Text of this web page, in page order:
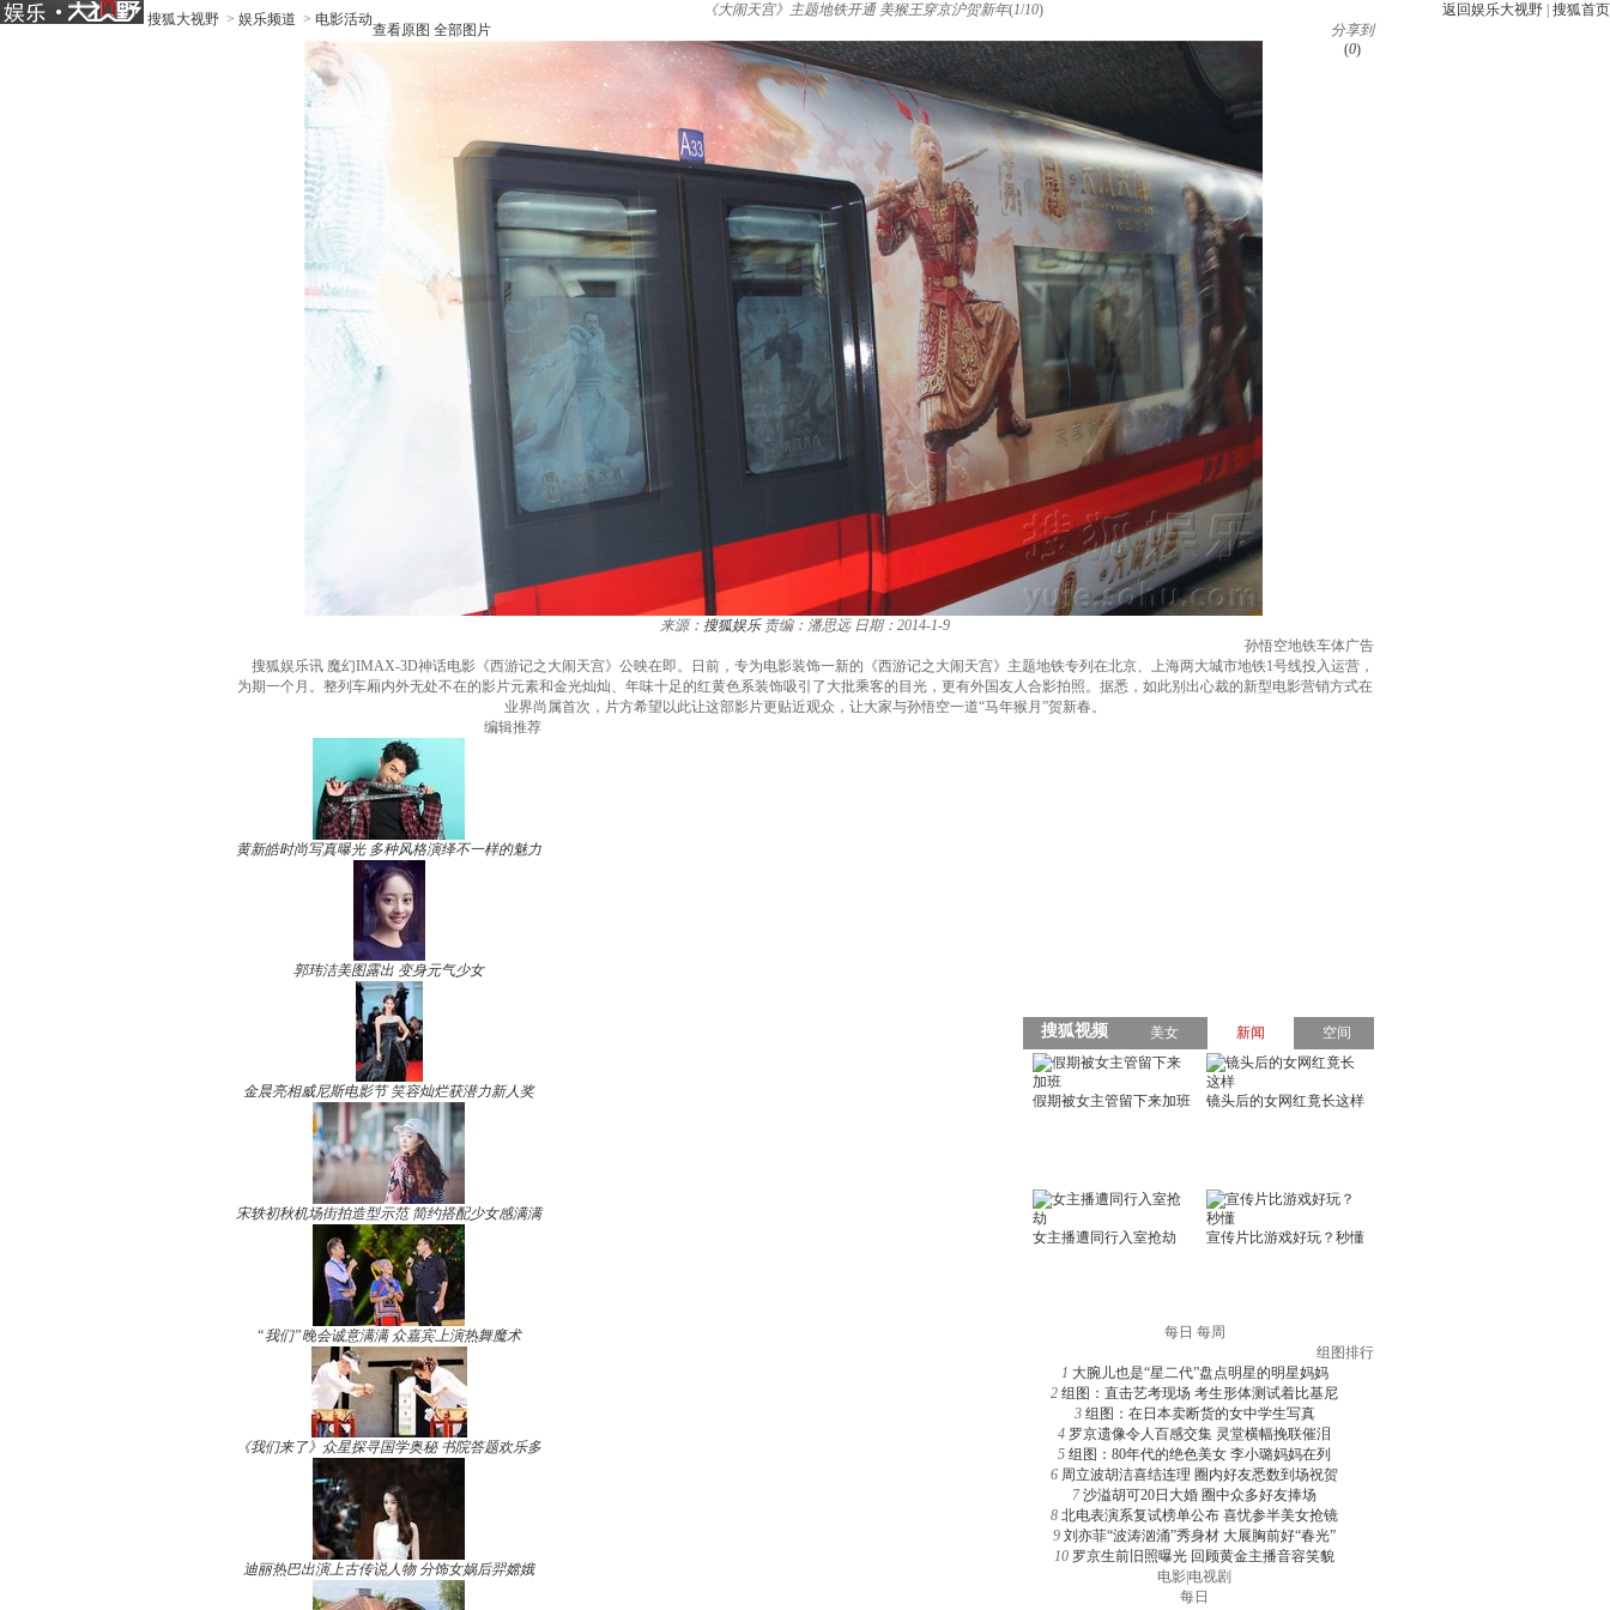
搜狐大视野 > 娱乐频道 > 电影活动
返回娱乐大视野 搜狐首页
《大闹天宫》主题地铁开通 美猴王穿京沪贺新年(1/10)
查看原图 全部图片
分享到
(0)
来源： 搜狐娱乐 责编：潘思远 日期：2014-1-9
孙悟空地铁车体广告
搜狐娱乐讯 魔幻IMAX-3D神话电影《西游记之大闹天宫》公映在即。日前，专为电影装饰一新的《西游记之大闹天宫》主题地铁专列在北京、上海两大城市地铁1号线投入运营，
为期一个月。整列车厢内外无处不在的影片元素和金光灿灿、年味十足的红黄色系装饰吸引了大批乘客的目光，更有外国友人合影拍照。据悉，如此别出心裁的新型电影营销方式在
业界尚属首次，片方希望以此让这部影片更贴近观众，让大家与孙悟空一道“马年猴月”贺新春。
编辑推荐
黄新皓时尚写真曝光 多种风格演绎不一样的魅力
郭玮洁美图露出 变身元气少女
金晨亮相威尼斯电影节 笑容灿烂获潜力新人奖
宋轶初秋机场街拍造型示范 简约搭配少女感满满
“我们”晚会诚意满满 众嘉宾上演热舞魔术
《我们来了》众星探寻国学奥秘 书院答题欢乐多
迪丽热巴出演上古传说人物 分饰女娲后羿嫦娥
每日 每周
组图排行
1 大腕儿也是“星二代”盘点明星的明星妈妈
2 组图：直击艺考现场 考生形体测试着比基尼
3 组图：在日本卖断货的女中学生写真
4 罗京遗像令人百感交集 灵堂横幅挽联催泪
5 组图：80年代的绝色美女 李小璐妈妈在列
6 周立波胡洁喜结连理 圈内好友悉数到场祝贺
7 沙溢胡可20日大婚 圈中众多好友捧场
8 北电表演系复试榜单公布 喜忧参半美女抢镜
9 刘亦菲“波涛汹涌”秀身材 大展胸前好“春光”
10 罗京生前旧照曝光 回顾黄金主播音容笑貌
电影 电视剧
每日